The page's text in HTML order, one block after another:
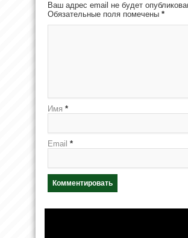
Ваш адрес email не будет
Обязательные поля помечены *
Имя *
Email *